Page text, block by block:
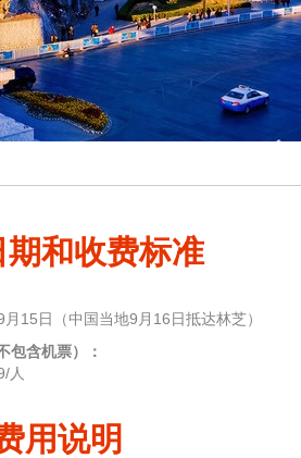
期和收费标准
月15日（中国当地9月16日抵达林芝）
含机票）：
人
用说明